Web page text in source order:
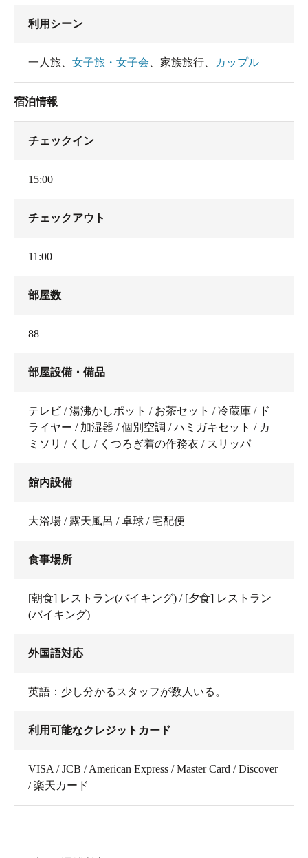
利用シーン
一人旅 女子旅・女子会 家族旅行 カップル
宿泊情報
チェックイン
15:00
チェックアウト
11:00
部屋数
88
部屋設備・備品
テレビ / 湯沸かしポット / お茶セット / 冷蔵庫 / ド
ライヤー / 加湿器 / 個別空調 / ハミガキセット / カ
ミソリ / くし / くつろぎ着の作務衣 / スリッパ
館内設備
大浴場 / 露天風呂 / 卓球 / 宅配便
食事場所
[朝食] レストラン(バイキング) / [夕食] レストラン
(バイキング)
外国語対応
英語：少し分かるスタッフが数人いる。
利用可能なクレジットカード
VISA / JCB / American Express / Master Card / Discover
/ 楽天カード